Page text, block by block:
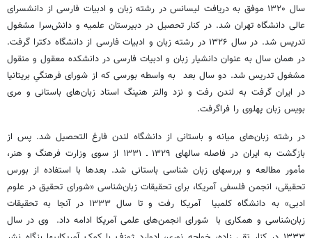
سال ۱۳۲۰ موفق به دریافت لیسانس در رشته زبان و ادبیات فارسی از دانشسرای
عالی دانشگاه تهران شد. در کنار تحصیل در دبیرستان علمیه و دانش‌سرا مشغول
تدریس شد. در سال ۱۳۲۶ در رشته زبان و ادبیات فارسی از دانشگاه دکترا گرفت.
در همان سال به عنوان دانشیار زبان و ادبیات فارسی در دانشکده معقول و منقول
مشغول تدریس شد. دو سال بعد به واسطه بورسی که از شورای فرهنگیِ بریتانیا
در ایران گرفت به لندن رفت و نزد والتر هنینگ استاد زبان‌های باستانی و مری
بویس زبان پهلوی را فراگرفت.
در رشته زبان‌های میانه و باستانی از دانشگاه لندن فارغ التحصیل شد. پس از
بازگشت به ایران در فاصله سالهای ۱۳۲۹ ـ ۱۳۳۱ از سوی وزارت فرهنگ و هنر،
مأمور مطالعه و بررسهای زبان شناسی باستانی شد. بعدها با استفاده از بورس
تحقیقی، انجمن فلسفی آمریکا، برای تحقیقات زبان‌شناسی‌ «شورای تحقیق در علوم
ادبی» به دانشگاه کلمبیا آمریکا رفت و تا سال ۱۳۳۳ در آنجا به تحقیقات
زبان‌شناسی و همکاری با شورای انجمن‌های علمی آمریکا ادامه داد. وی در سال